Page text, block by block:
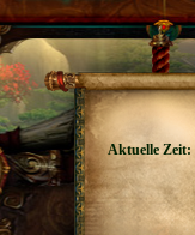
Aktuelle Zeit: